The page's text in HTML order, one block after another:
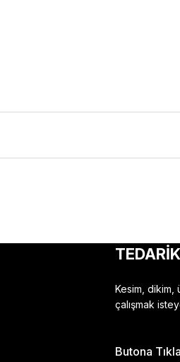
Yorum Yaz
Kesim, dikim,
çalışmak
Butona